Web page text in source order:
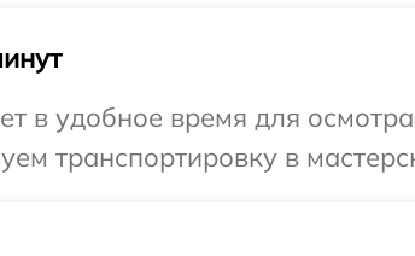
в удобное время для
транспортировку в